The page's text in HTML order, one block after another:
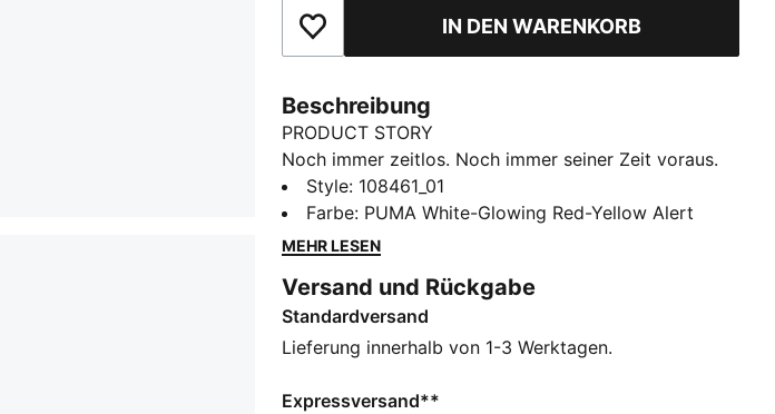
Zu Favoriten hinzufügenIN DEN WARENKORB
Beschreibung
PRODUCT STORY
Noch immer zeitlos. Noch immer seiner Zeit voraus.
Noch immer KING. Zwanzig Generationen später ist er
immer noch unschlagbar, wenn es um Kontrolle,
Ballgefühl und Komfort geht. Das TOTALTOUCH+
großartigen Spielern unterscheidet – sanft am Ball,
hart zur Konkurrenz. Die Slip-on-Konstruktion aus
Funktions-Strick mit gepolsterter Zunge, OrthoLite®
Schnürsystem passt sich deinem Fuß an und sorgt
Style: 108461_01
Farbe: PUMA White-Glowing Red-Yellow Alert
MEHR LESEN
Versand und Rückgabe
Standardversand
Lieferung innerhalb von 1-3 Werktagen.
Expressversand**